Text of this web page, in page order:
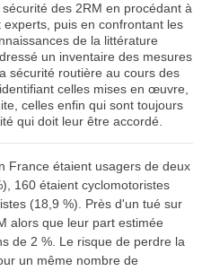
des 2RM en procédant à
experts, puis en confrontant les
de la littérature
un inventaire des mesures
sécurité routière au cours des
celles mises en œuvre,
celles enfin qui sont toujours
qui doit leur être accordé.
France étaient usagers de deux
160 étaient cyclomotoristes
(18,9 %). Près d'un tué sur
alors que leur part estimée
de 2 %. Le risque de perdre la
un même nombre de